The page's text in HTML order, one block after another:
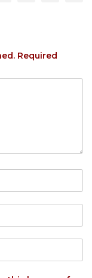
Required